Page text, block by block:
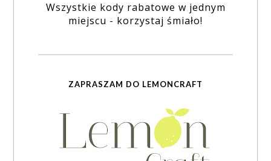
Wszystkie kody rabatowe w jednym
miejscu - korzystaj śmiało!
ZAPRASZAM DO LEMONCRAFT